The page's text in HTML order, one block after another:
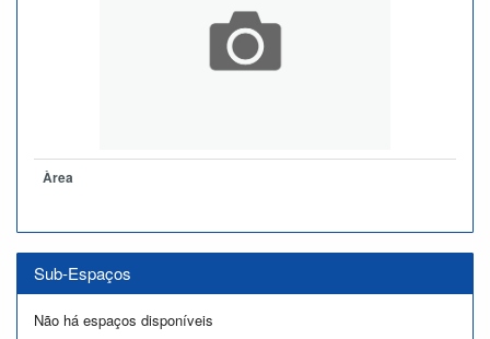
Àrea
Sub-Espaços
Não há espaços disponíveis